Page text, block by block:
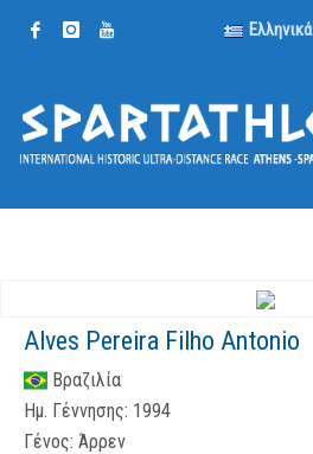
Ελληνικά
Alves Pereira Filho Antonio
Βραζιλία
Ημ. Γέννησης: 1994
Γένος: Άρρεν